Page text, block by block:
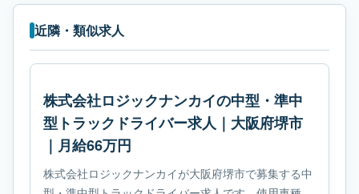
近隣・類似求人
株式会社ロジックナンカイの中型・準中
型トラックドライバー求人｜大阪府堺市
｜月給66万円
株式会社ロジックナンカイが大阪府堺市で募集する中